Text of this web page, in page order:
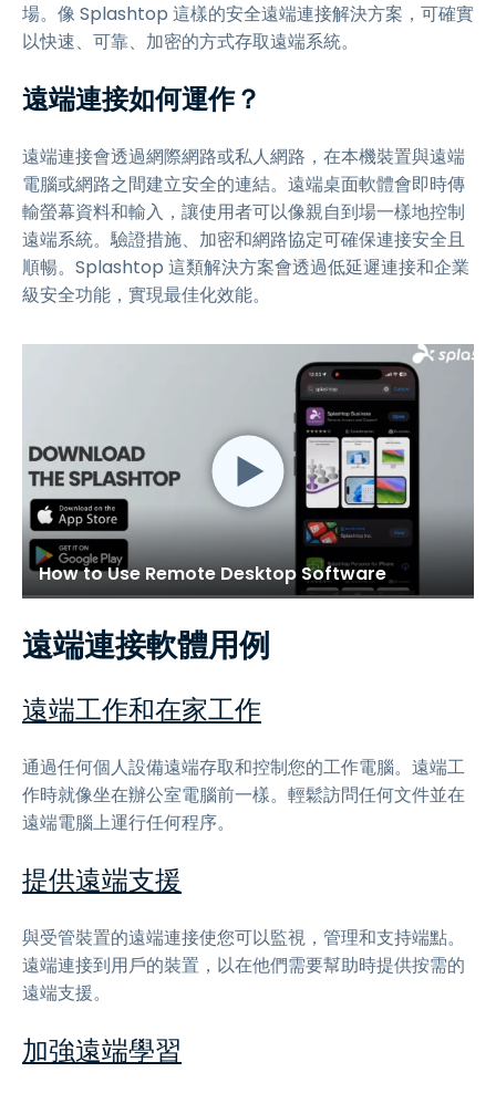
場。像 Splashtop 這樣的安全遠端連接解決方案，可確實
以快速、可靠、加密的方式存取遠端系統。
遠端連接如何運作？
遠端連接會透過網際網路或私人網路，在本機裝置與遠端
電腦或網路之間建立安全的連結。遠端桌面軟體會即時傳
輸螢幕資料和輸入，讓使用者可以像親自到場一樣地控制
遠端系統。驗證措施、加密和網路協定可確保連接安全且
順暢。Splashtop 這類解決方案會透過低延遲連接和企業
級安全功能，實現最佳化效能。
How to Use Remote Desktop Software
遠端連接軟體用例
遠端工作和在家工作
通過任何個人設備遠端存取和控制您的工作電腦。遠端工
作時就像坐在辦公室電腦前一樣。輕鬆訪問任何文件並在
遠端電腦上運行任何程序。
提供遠端支援
與受管裝置的遠端連接使您可以監視，管理和支持端點。
遠端連接到用戶的裝置，以在他們需要幫助時提供按需的
遠端支援。
加強遠端學習